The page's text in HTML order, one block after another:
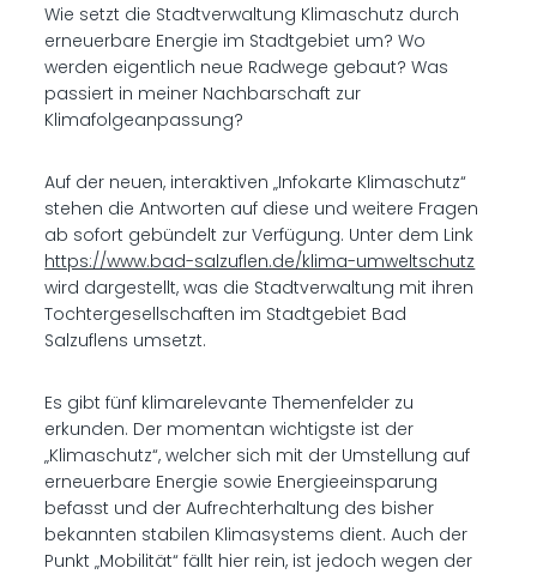
Wie setzt die Stadtverwaltung Klimaschutz durch
erneuerbare Energie im Stadtgebiet um? Wo
werden eigentlich neue Radwege gebaut? Was
passiert in meiner Nachbarschaft zur
Klimafolgeanpassung?
Auf der neuen, interaktiven „Infokarte Klimaschutz“
stehen die Antworten auf diese und weitere Fragen
ab sofort gebündelt zur Verfügung. Unter dem Link
https://www.bad-salzuflen.de/klima-umweltschutz
wird dargestellt, was die Stadtverwaltung mit ihren
Tochtergesellschaften im Stadtgebiet Bad
Salzuflens umsetzt.
Es gibt fünf klimarelevante Themenfelder zu
erkunden. Der momentan wichtigste ist der
„Klimaschutz“, welcher sich mit der Umstellung auf
erneuerbare Energie sowie Energieeinsparung
befasst und der Aufrechterhaltung des bisher
bekannten stabilen Klimasystems dient. Auch der
Punkt „Mobilität“ fällt hier rein, ist jedoch wegen der